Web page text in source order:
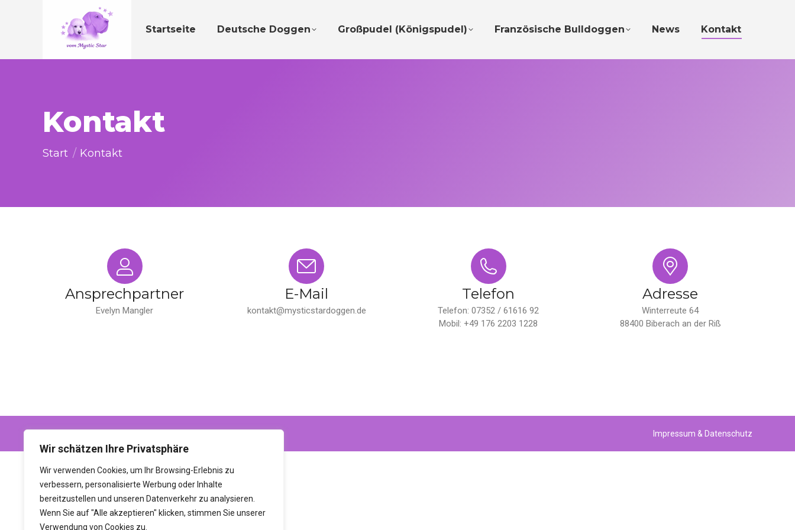
Wir schätzen Ihre Privatsphäre
Wir verwenden Cookies, um Ihr Browsing-Erlebnis zu
verbessern, personalisierte Werbung oder Inhalte
bereitzustellen und unseren Datenverkehr zu analysieren.
Wenn Sie auf "Alle akzeptieren" klicken, stimmen Sie unserer
Verwendung von Cookies zu.
Startseite Deutsche Doggen Großpudel (Königspudel) Französische Bulldoggen News Kontakt
Kontakt
Sie befinden sich hier:
Start Kontakt
Ansprechpartner
Evelyn Mangler
E-Mail
kontakt@mysticstardoggen.de
Telefon
Telefon: 07352 / 61616 92
Mobil: +49 176 2203 1228
Adresse
Winterreute 64
88400 Biberach an der Riß
Impressum & Datenschutz